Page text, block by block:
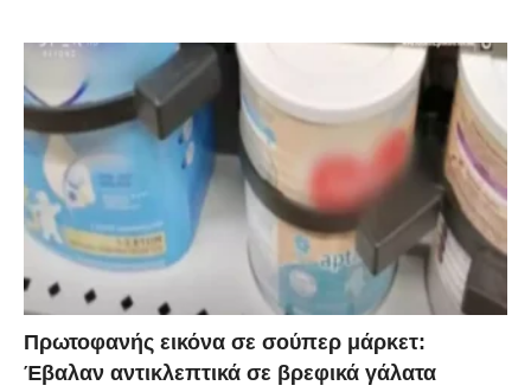
Πρωτοφανής εικόνα σε σούπερ μάρκετ:
Έβαλαν αντικλεπτικά σε βρεφικά γάλατα